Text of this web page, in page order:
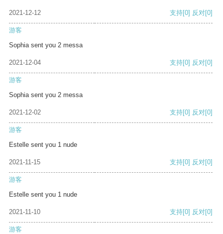
2021-12-12 支持[0] 反对[0]
游客
Sophia sent you 2 messa
2021-12-04 支持[0] 反对[0]
游客
Sophia sent you 2 messa
2021-12-02 支持[0] 反对[0]
游客
Estelle sent you 1 nude
2021-11-15 支持[0] 反对[0]
游客
Estelle sent you 1 nude
2021-11-10 支持[0] 反对[0]
游客